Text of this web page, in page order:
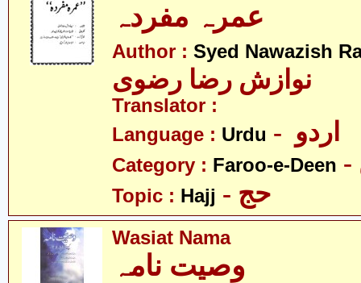
عمرہ مفردہ
Author : Syed Nawazish
نوازش رضا رضوی
Translator :
Language : Urdu
Category : Faroo-e-Deen
Topic : Hajj - حج
Wasiat Nama
وصیت نامہ